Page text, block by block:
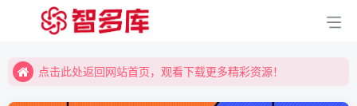
点击此处返回网站首页，观看下载更多精彩资源！
点击此处返回网站首页，观看下载更多精彩资源！